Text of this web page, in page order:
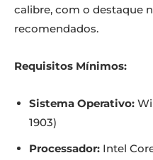
calibre, com o destaque
recomendados.
Requisitos Mínimos:
Sistema Operativo:
1903)
Processador: Intel